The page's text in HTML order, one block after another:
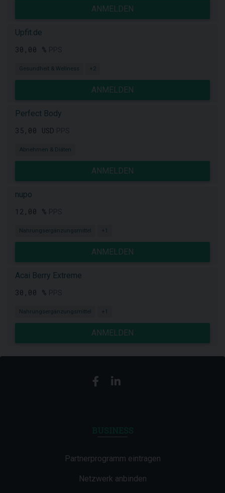
ANMELDEN
Upfit.de
30,00 %
Gesundheit & Wellness +2
ANMELDEN
Perfect Body
35,00 USD
Abnehmen & Diäten
ANMELDEN
nupo
12,00 %
Nahrungsergänzungsmittel +1
ANMELDEN
Acai Berry Extreme
30,00 %
Nahrungsergänzungsmittel +1
ANMELDEN
Partnerprogramm eintragen
Netzwerk anbinden